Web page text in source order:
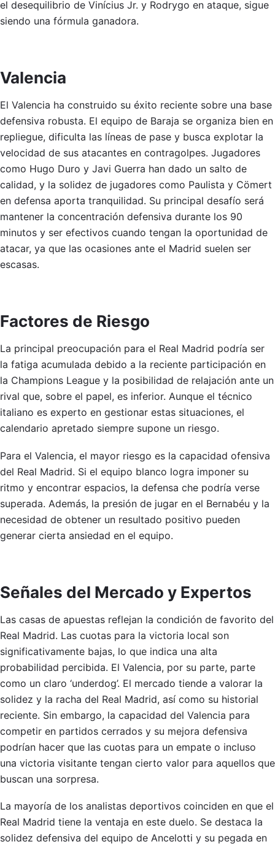
el desequilibrio de Vinícius Jr. y Rodrygo en ataque, sigue
siendo una fórmula ganadora.
Valencia
El Valencia ha construido su éxito reciente sobre una base
defensiva robusta. El equipo de Baraja se organiza bien en
repliegue, dificulta las líneas de pase y busca explotar la
velocidad de sus atacantes en contragolpes. Jugadores
como Hugo Duro y Javi Guerra han dado un salto de
calidad, y la solidez de jugadores como Paulista y Cömert
en defensa aporta tranquilidad. Su principal desafío será
mantener la concentración defensiva durante los 90
minutos y ser efectivos cuando tengan la oportunidad de
atacar, ya que las ocasiones ante el Madrid suelen ser
escasas.
Factores de Riesgo
La principal preocupación para el Real Madrid podría ser
la fatiga acumulada debido a la reciente participación en
la Champions League y la posibilidad de relajación ante un
rival que, sobre el papel, es inferior. Aunque el técnico
italiano es experto en gestionar estas situaciones, el
calendario apretado siempre supone un riesgo.
Para el Valencia, el mayor riesgo es la capacidad ofensiva
del Real Madrid. Si el equipo blanco logra imponer su
ritmo y encontrar espacios, la defensa che podría verse
superada. Además, la presión de jugar en el Bernabéu y la
necesidad de obtener un resultado positivo pueden
generar cierta ansiedad en el equipo.
Señales del Mercado y Expertos
Las casas de apuestas reflejan la condición de favorito del
Real Madrid. Las cuotas para la victoria local son
significativamente bajas, lo que indica una alta
probabilidad percibida. El Valencia, por su parte, parte
como un claro ‘underdog’. El mercado tiende a valorar la
solidez y la racha del Real Madrid, así como su historial
reciente. Sin embargo, la capacidad del Valencia para
competir en partidos cerrados y su mejora defensiva
podrían hacer que las cuotas para un empate o incluso
una victoria visitante tengan cierto valor para aquellos que
buscan una sorpresa.
La mayoría de los analistas deportivos coinciden en que el
Real Madrid tiene la ventaja en este duelo. Se destaca la
solidez defensiva del equipo de Ancelotti y su pegada en